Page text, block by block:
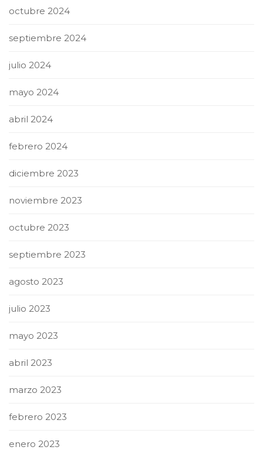
octubre 2024
septiembre 2024
julio 2024
mayo 2024
abril 2024
febrero 2024
diciembre 2023
noviembre 2023
octubre 2023
septiembre 2023
agosto 2023
julio 2023
mayo 2023
abril 2023
marzo 2023
febrero 2023
enero 2023